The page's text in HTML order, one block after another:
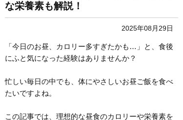
な栄養素も解説！
2025年08月29日
「今日のお昼、カロリー多すぎたかも…」と、食後
にふと気になった経験はありませんか？
忙しい毎日の中でも、体にやさしいお昼ご飯を食べ
たいですよね。
この記事では、理想的な昼食のカロリーや栄養素を